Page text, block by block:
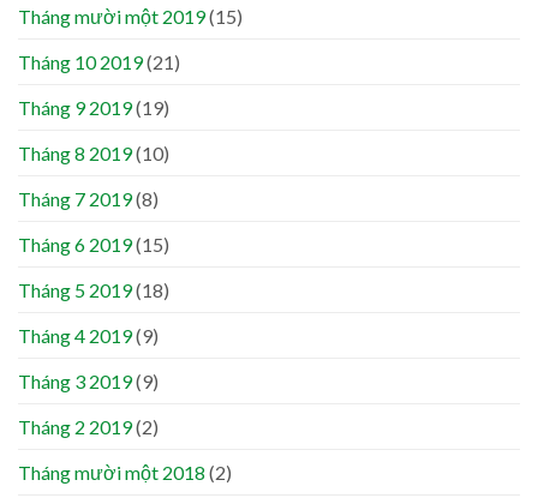
Tháng mười một 2019(15)
Tháng 10 2019(21)
Tháng 9 2019(19)
Tháng 8 2019(10)
Tháng 7 2019(8)
Tháng 6 2019(15)
Tháng 5 2019(18)
Tháng 4 2019(9)
Tháng 3 2019(9)
Tháng 2 2019(2)
Tháng mười một 2018 (2)